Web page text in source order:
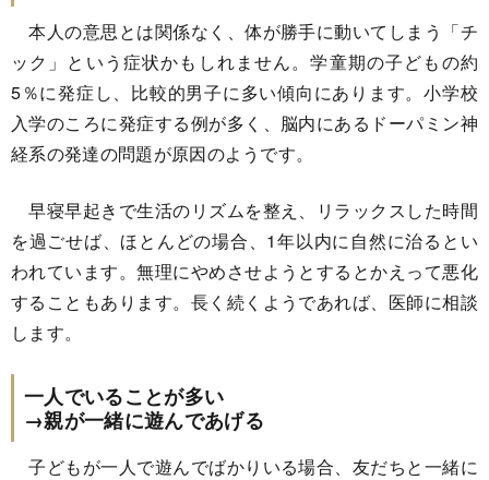
本人の意思とは関係なく、体が勝手に動いてしまう「チ
ック」という症状かもしれません。学童期の子どもの約
5％に発症し、比較的男子に多い傾向にあります。小学校
入学のころに発症する例が多く、脳内にあるドーパミン神
経系の発達の問題が原因のようです。
早寝早起きで生活のリズムを整え、リラックスした時間
を過ごせば、ほとんどの場合、1年以内に自然に治るとい
われています。無理にやめさせようとするとかえって悪化
することもあります。長く続くようであれば、医師に相談
します。
一人でいることが多い
→親が一緒に遊んであげる
子どもが一人で遊んでばかりいる場合、友だちと一緒に